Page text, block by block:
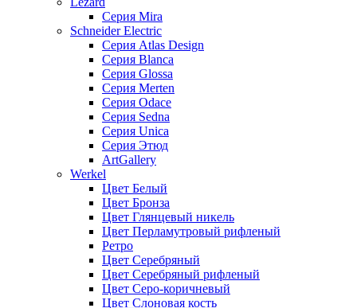
Серия Mira
Schneider Electric
Серия Atlas Design
Серия Blanca
Серия Glossa
Серия Merten
Серия Odace
Серия Sedna
Серия Unica
Серия Этюд
ArtGallery
Werkel
Цвет Белый
Цвет Бронза
Цвет Глянцевый никель
Цвет Перламутровый рифленый
Ретро
Цвет Серебряный
Цвет Серебряный рифленый
Цвет Серо-коричневый
Цвет Слоновая кость